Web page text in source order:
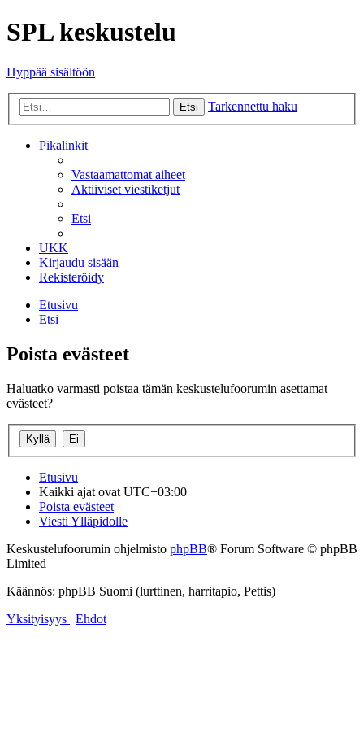
SPL keskustelu
Hyppää sisältöön
Etsi Tarkennettu haku
Pikalinkit
Vastaamattomat aiheet
Aktiiviset viestiketjut
Etsi
UKK
Kirjaudu sisään
Rekisteröidy
Etusivu
Etsi
Poista evästeet
Haluatko varmasti poistaa tämän keskustelufoorumin asettamat
evästeet?
Etusivu
Kaikki ajat ovat UTC+03:00
Poista evästeet
Viesti Ylläpidolle
Keskustelufoorumin ohjelmisto phpBB® Forum Software © phpBB
Limited
Käännös: phpBB Suomi (lurttinen, harritapio, Pettis)
Yksityisyys | Ehdot